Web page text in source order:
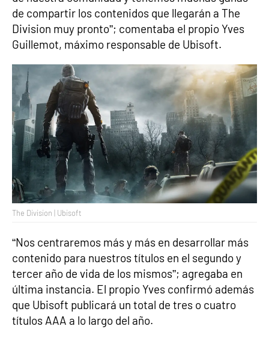
de compartir los contenidos que llegarán a The
Division muy pronto”; comentaba el propio Yves
Guillemot, máximo responsable de Ubisoft.
The Division | Ubisoft
“Nos centraremos más y más en desarrollar más
contenido para nuestros títulos en el segundo y
tercer año de vida de los mismos”; agregaba en
última instancia. El propio Yves confirmó además
que Ubisoft publicará un total de tres o cuatro
títulos AAA a lo largo del año.